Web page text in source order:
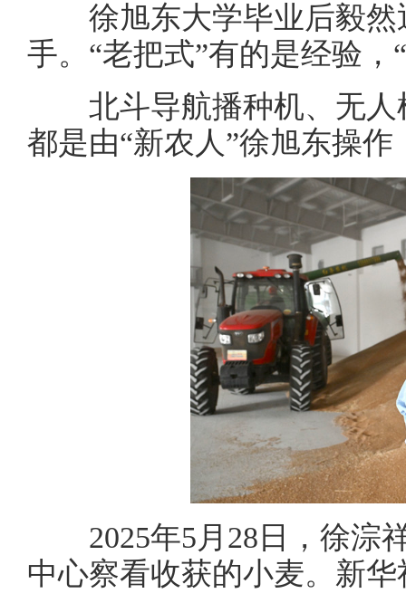
徐旭东大学毕业后毅然
手。“老把式”有的是经验
北斗导航播种机、无人
都是由“新农人”徐旭东操
2025年5月28日，徐淙
中心察看收获的小麦。新